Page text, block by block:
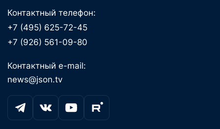
Контактный телефон:
+7 (495) 625-72-45
+7 (926) 561-09-80
Контактный e-mail:
news@json.tv